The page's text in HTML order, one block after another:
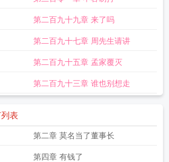
我只有一点小钱英文 我只有一点钱了英文
己花是什么意思我只有一点点钱我想自己用表情
我只有一点钱 我想自己用我只有一点钱英
我只有一块钱我只有一点小钱表情包
第二百九十九章 来了吗
第二百九十七章 周先生请讲
第二百九十五章 孟家覆灭
第二百九十三章 谁也别想走
表
第二章 莫名当了董事长
第四章 有钱了